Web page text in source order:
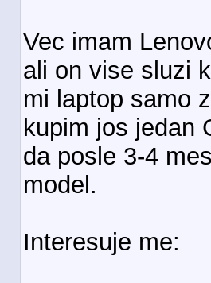
Vec imam
ali on vise sluzi
mi laptop samo
kupim jos jedan
da posle 3-4
model.
Interesuje me: